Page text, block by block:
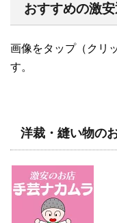
おすすめの激
画像をタップ（クリ
す。
洋裁・縫い物の